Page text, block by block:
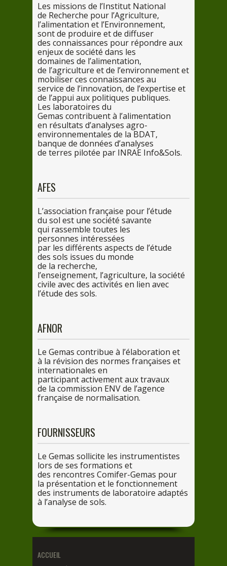
Les missions de l’Institut National
de Recherche pour l’Agriculture,
l’alimentation et l’Environnement,
sontde produire etde diffuser
des connaissances pour répondre aux
enjeuxde société dans les
domaines de l’alimentation,
de l’agriculture etde l’environnement et
mobiliserces connaissances au
service de l’innovation, de l’expertise et
de l’appui aux politiques publiques.
Les laboratoires du
Gemas contribuentà l’alimentation
en résultats d’analyses agro-
environnementales de la BDAT,
banque de données d’analyses
de terres pilotée par INRAE Info&Sols.
AFES
L’association française pour l’étude
du sol est une société savante
qui rassemble toutes les
personnes intéressées
par les différents aspects de l’étude
des sols issues du monde
de la recherche,
l’enseignement, l’agriculture, la société
civile avecdes activités en lien avec
l’étude des sols.
AFNOR
Le Gemas contribue à l’élaboration et
à la révision des normes françaises et
internationales en
participant activement aux travaux
de la commission ENVde l’agence
française de normalisation.
FOURNISSEURS
Le Gemas sollicite les instrumentistes
lors de ses formations et
des rencontres Comifer-Gemas pour
la présentation et le fonctionnement
des instruments de laboratoire adaptés
à l’analyse de sols.
ACCUEIL